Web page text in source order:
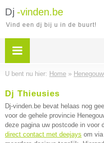
Dj -vinden.be
Vind een dj bij u in de buurt!
U bent nu hier: Home »
Dj Thieusies
Dj-vinden.be bevat helaas nog
voor de gehele provincie
deze pagina uw postcode in voor
direct contact met deejays om